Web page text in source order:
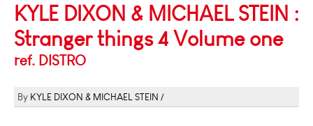
KYLE DIXON & MICHAEL STEIN :
Stranger things 4 Volume one
ref. DISTRO
KYLE DIXON & MICHAEL STEIN